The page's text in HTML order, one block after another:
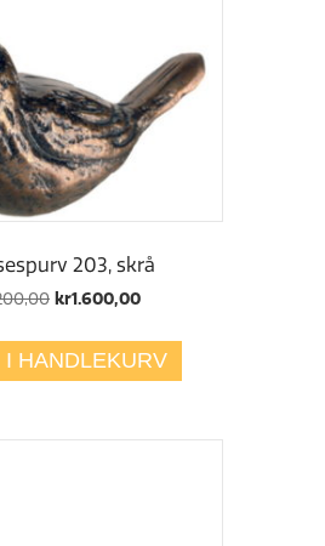
203, skrå
Opprinnelig
var:
kr2.200,00.
kr1.600,00Nåværende
er:
kr1.600,00.
I HANDLEKURV